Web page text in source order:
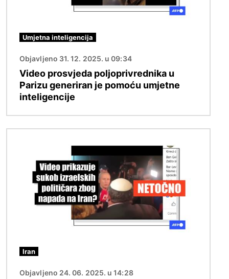
Umjetna inteligencija
Objavljeno 31. 12. 2025. u 09:34
Video prosvjeda poljoprivrednika u
Parizu generiran je pomoću umjetne
inteligencije
Iran
Objavljeno 24. 06. 2025. u 14:28